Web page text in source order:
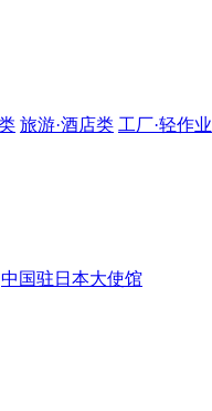
旅游·酒店类 工厂·轻作业
中国驻日本大使馆